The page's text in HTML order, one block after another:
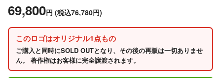
69,800円 (税込76,780円)
このロゴはオリジナル1点もの
ご購入と同時にSOLD OUTとなり、その後の再販は一切ありませ
ん。 著作権はお客様に完全譲渡されます。